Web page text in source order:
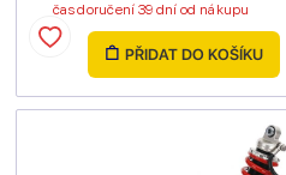
čas doručení 39 dní od nákupu
PŘIDAT DO KOŠÍKU